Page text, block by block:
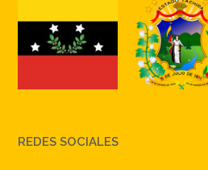
REDES SOCIALES